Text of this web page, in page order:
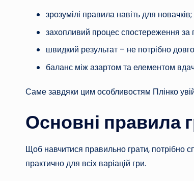
зрозумілі правила навіть для новачків;
захопливий процес спостереження за
швидкий результат – не потрібно
баланс між азартом та елементом
Саме завдяки цим особливостям Плінко
Основні правила
Щоб навчитися правильно грати, потрібно
практично для всіх варіацій гри.